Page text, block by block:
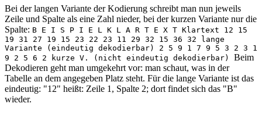
Bei der langen Variante der Kodierung schreibt man nun jeweils
Zeile und Spalte als eine Zahl nieder, bei der kurzen Variante nur die
Spalte: B E I S P I E L K L A R T E X T Klartext 12 15
19 31 27 19 15 23 22 23 11 29 32 15 36 32 lange
Variante (eindeutig dekodierbar) 2 5 9 1 7 9 5 3 2 3 1
9 2 5 6 2 kurze V. (nicht eindeutig dekodierbar) Beim
Dekodieren geht man umgekehrt vor: man schaut, was in der
Tabelle an dem angegeben Platz steht. Für die lange Variante ist das
eindeutig: "12" heißt: Zeile 1, Spalte 2; dort findet sich das "B"
wieder.